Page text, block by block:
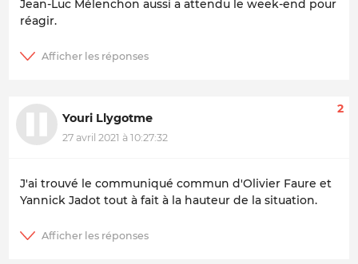
Jean-Luc Mélenchon aussi a attendu le week-end pour
réagir.
Youri Llygotme
27 avril 2021 à 10:27:32
2
J'ai trouvé le communiqué commun d'Olivier Faure et
Yannick Jadot tout à fait à la hauteur de la situation.